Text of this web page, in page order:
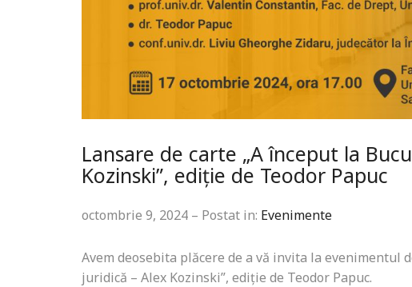
Lansare de carte „A început la
Kozinski”, ediție de Teodor Papuc
octombrie 9, 2024 – Postat in: Evenimente
Avem deosebita plăcere de a vă invita la evenimentul
juridică – Alex Kozinski”, ediție de Teodor Papuc.